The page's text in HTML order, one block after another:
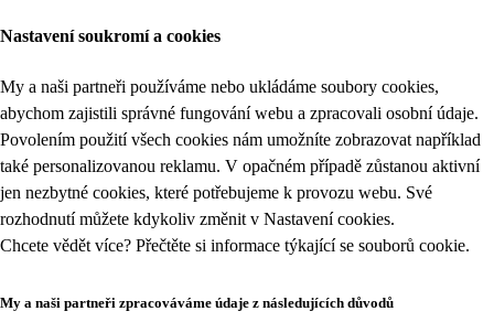
Nastavení soukromí a cookies
My a naši partneři používáme nebo ukládáme soubory cookies,
abychom zajistili správné fungování webu a zpracovali osobní údaje.
Povolením použití všech cookies nám umožníte zobrazovat například
také personalizovanou reklamu. V opačném případě zůstanou aktivní
jen nezbytné cookies, které potřebujeme k provozu webu. Své
rozhodnutí můžete kdykoliv změnit v Nastavení cookies.
Chcete vědět více? Přečtěte si informace týkající se souborů cookie.
My a naši partneři zpracováváme údaje z následujících důvodů